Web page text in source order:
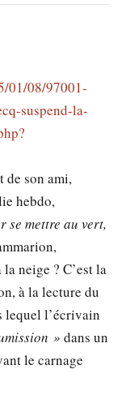
01/08/97001-
suspend-la-
de son ami,
hebdo,
se mettre au vert,
neige ? C’est la
à la lecture du
lequel l’écrivain
» dans un
le carnage